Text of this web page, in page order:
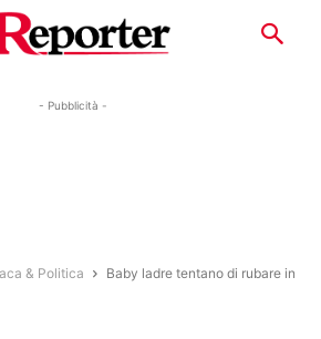
- Pubblicità -
& Politica
Baby ladre tentano di rubare in